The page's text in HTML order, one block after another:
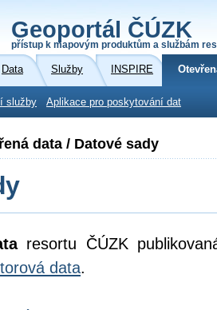
Geoportál ČÚZK
přístup k mapovým produktům a službám
Data Služby INSPIRE
služby Aplikace pro poskytování dat
data / Datové sady
resortu ČÚZK
data.